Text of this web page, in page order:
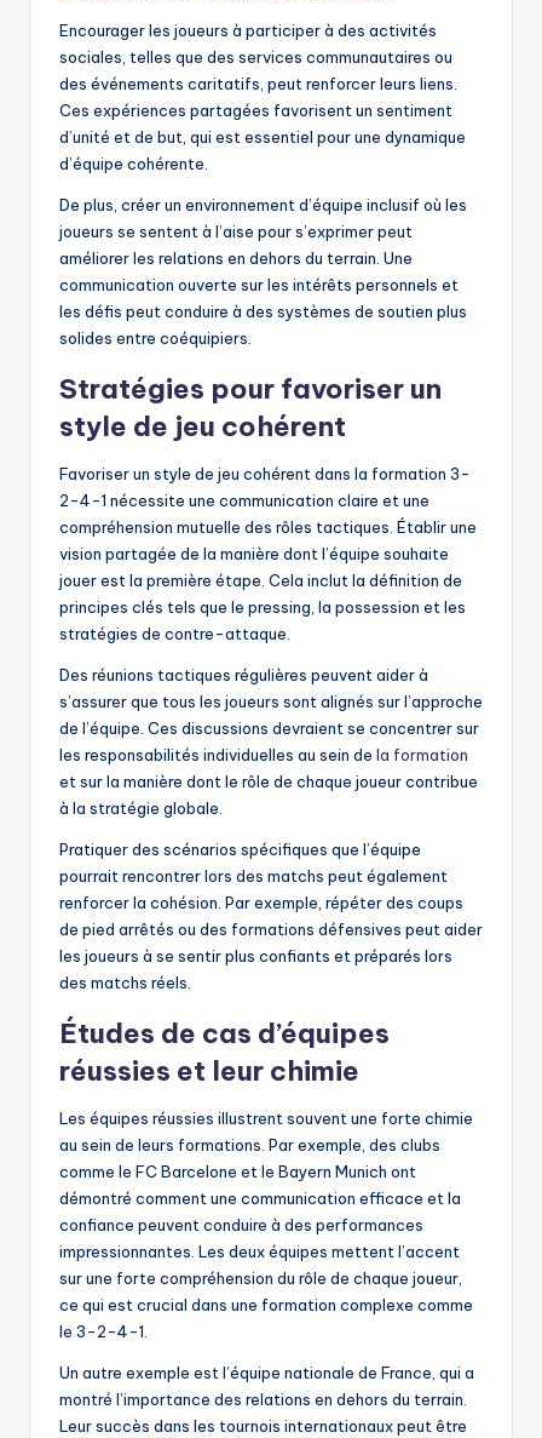
Encourager les joueurs à participer à des activités
sociales, telles que des services communautaires ou
des événements caritatifs, peut renforcer leurs liens.
Ces expériences partagées favorisent un sentiment
d’unité et de but, qui est essentiel pour une dynamique
d’équipe cohérente.
De plus, créer un environnement d’équipe inclusif où les
joueurs se sentent à l’aise pour s’exprimer peut
améliorer les relations en dehors du terrain. Une
communication ouverte sur les intérêts personnels et
les défis peut conduire à des systèmes de soutien plus
solides entre coéquipiers.
Stratégies pour favoriser un
style de jeu cohérent
Favoriser un style de jeu cohérent dans la formation 3-
2-4-1 nécessite une communication claire et une
compréhension mutuelle des rôles tactiques. Établir une
vision partagée de la manière dont l’équipe souhaite
jouer est la première étape. Cela inclut la définition de
principes clés tels que le pressing, la possession et les
stratégies de contre-attaque.
Des réunions tactiques régulières peuvent aider à
s’assurer que tous les joueurs sont alignés sur l’approche
de l’équipe. Ces discussions devraient se concentrer sur
les responsabilités individuelles au sein de la formation
et sur la manière dont le rôle de chaque joueur contribue
à la stratégie globale.
Pratiquer des scénarios spécifiques que l’équipe
pourrait rencontrer lors des matchs peut également
renforcer la cohésion. Par exemple, répéter des coups
de pied arrêtés ou des formations défensives peut aider
les joueurs à se sentir plus confiants et préparés lors
des matchs réels.
Études de cas d’équipes
réussies et leur chimie
Les équipes réussies illustrent souvent une forte chimie
au sein de leurs formations. Par exemple, des clubs
comme le FC Barcelone et le Bayern Munich ont
démontré comment une communication efficace et la
confiance peuvent conduire à des performances
impressionnantes. Les deux équipes mettent l’accent
sur une forte compréhension du rôle de chaque joueur,
ce qui est crucial dans une formation complexe comme
le 3-2-4-1.
Un autre exemple est l’équipe nationale de France, qui a
montré l’importance des relations en dehors du terrain.
Leur succès dans les tournois internationaux peut être